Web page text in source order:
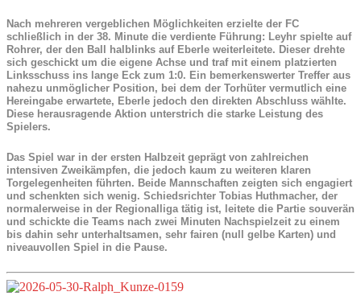
Nach mehreren vergeblichen Möglichkeiten erzielte der FC
schließlich in der 38. Minute die verdiente Führung: Leyhr spielte auf
Rohrer, der den Ball halblinks auf Eberle weiterleitete. Dieser drehte
sich geschickt um die eigene Achse und traf mit einem platzierten
Linksschuss ins lange Eck zum 1:0. Ein bemerkenswerter Treffer aus
nahezu unmöglicher Position, bei dem der Torhüter vermutlich eine
Hereingabe erwartete, Eberle jedoch den direkten Abschluss wählte.
Diese herausragende Aktion unterstrich die starke Leistung des
Spielers.
Das Spiel war in der ersten Halbzeit geprägt von zahlreichen
intensiven Zweikämpfen, die jedoch kaum zu weiteren klaren
Torgelegenheiten führten. Beide Mannschaften zeigten sich engagiert
und schenkten sich wenig. Schiedsrichter Tobias Huthmacher, der
normalerweise in der Regionalliga tätig ist, leitete die Partie souverän
und schickte die Teams nach zwei Minuten Nachspielzeit zu einem
bis dahin sehr unterhaltsamen, sehr fairen (null gelbe Karten) und
niveauvollen Spiel in die Pause.